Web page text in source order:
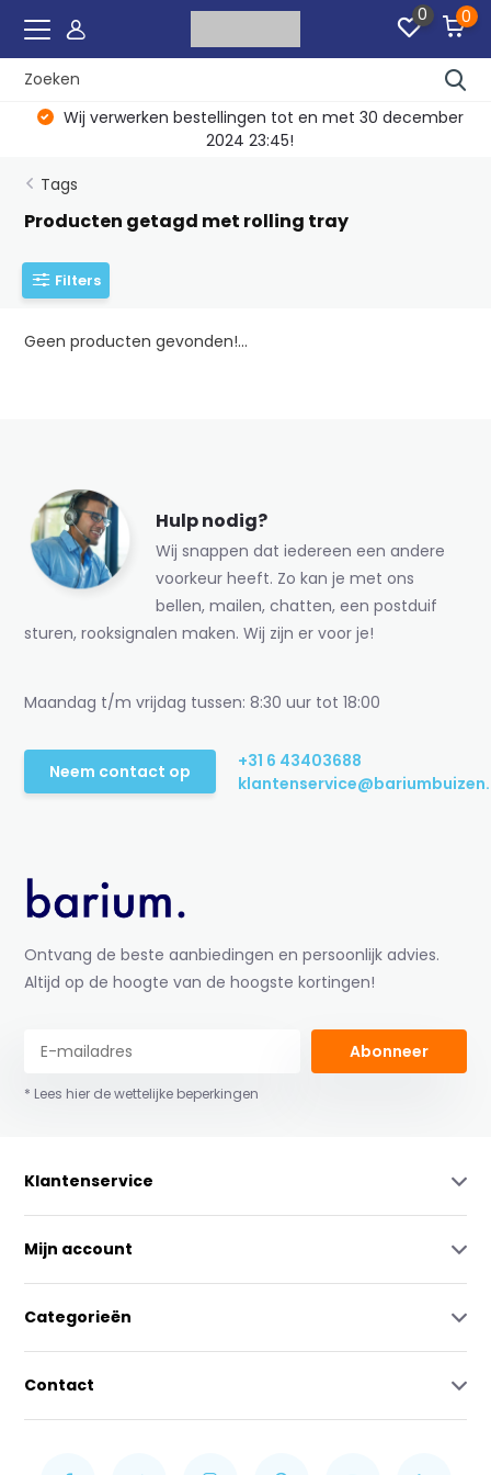
0 0
Wij verwerken bestellingen tot en met 30 december
2024 23:45!
Tags
Producten getagd met rolling tray
Filters
Geen producten gevonden!...
Hulp nodig?
Wij snappen dat iedereen een andere
voorkeur heeft. Zo kan je met ons
bellen, mailen, chatten, een postduif
sturen, rooksignalen maken. Wij zijn er voor je!
Maandag t/m vrijdag tussen: 8:30 uur tot 18:00
Neem contact op
+31 6 43403688
Ontvang de beste aanbiedingen en persoonlijk advies.
Altijd op de hoogte van de hoogste kortingen!
Abonneer
* Lees hier de wettelijke beperkingen
Klantenservice
Mijn account
Categorieën
Contact